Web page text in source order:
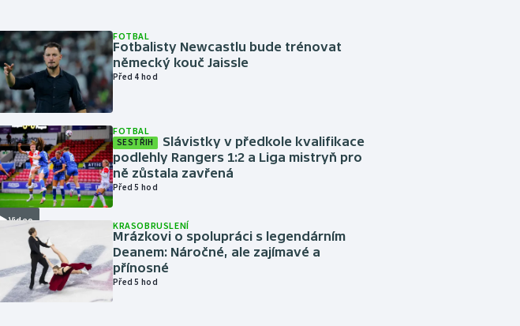
FOTBAL
Fotbalisty Newcastlu bude trénovat
německý kouč Jaissle
Před 4 hod
Video
FOTBAL
SESTŘIH
Slávistky v předkole kvalifikace
podlehly Rangers 1:2 a Liga mistryň pro
ně zůstala zavřená
Před 5 hod
KRASOBRUSLENÍ
Mrázkovi o spolupráci s legendárním
Deanem: Náročné, ale zajímavé a
přínosné
Před 5 hod